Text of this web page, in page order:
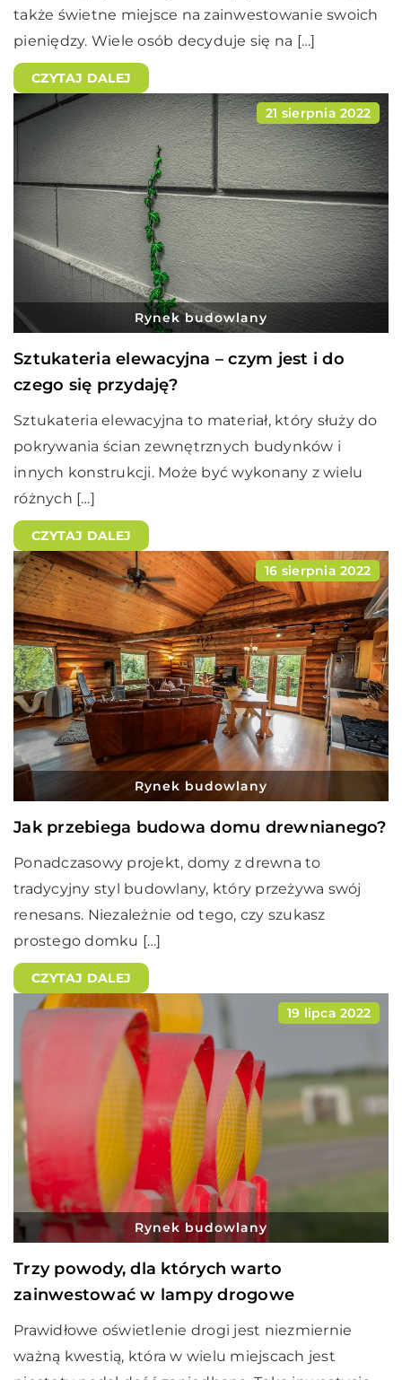
także świetne miejsce na zainwestowanie swoich
pieniędzy. Wiele osób decyduje się na […]
CZYTAJ DALEJ
21 sierpnia 2022
Rynek budowlany
Sztukateria elewacyjna – czym jest i do
czego się przydaję?
Sztukateria elewacyjna to materiał, który służy do
pokrywania ścian zewnętrznych budynków i
innych konstrukcji. Może być wykonany z wielu
różnych […]
CZYTAJ DALEJ
16 sierpnia 2022
Rynek budowlany
Jak przebiega budowa domu drewnianego?
Ponadczasowy projekt, domy z drewna to
tradycyjny styl budowlany, który przeżywa swój
renesans. Niezależnie od tego, czy szukasz
prostego domku […]
CZYTAJ DALEJ
19 lipca 2022
Rynek budowlany
Trzy powody, dla których warto
zainwestować w lampy drogowe
Prawidłowe oświetlenie drogi jest niezmiernie
ważną kwestią, która w wielu miejscach jest